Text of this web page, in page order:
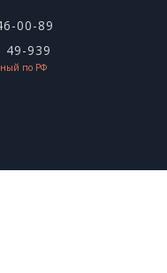
00-89
49-939
по РФ